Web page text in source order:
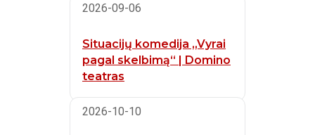
2026-09-06
Situacijų komedija „Vyrai
pagal skelbimą“ | Domino
teatras
2026-10-10